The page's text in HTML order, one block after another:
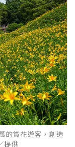
的賞花遊客，創造
提供